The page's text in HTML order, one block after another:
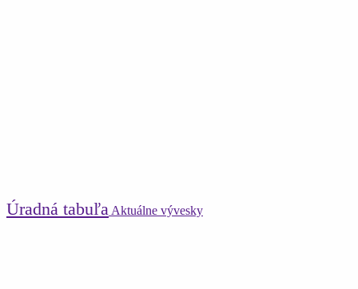
Úradná tabuľa Aktuálne vývesky